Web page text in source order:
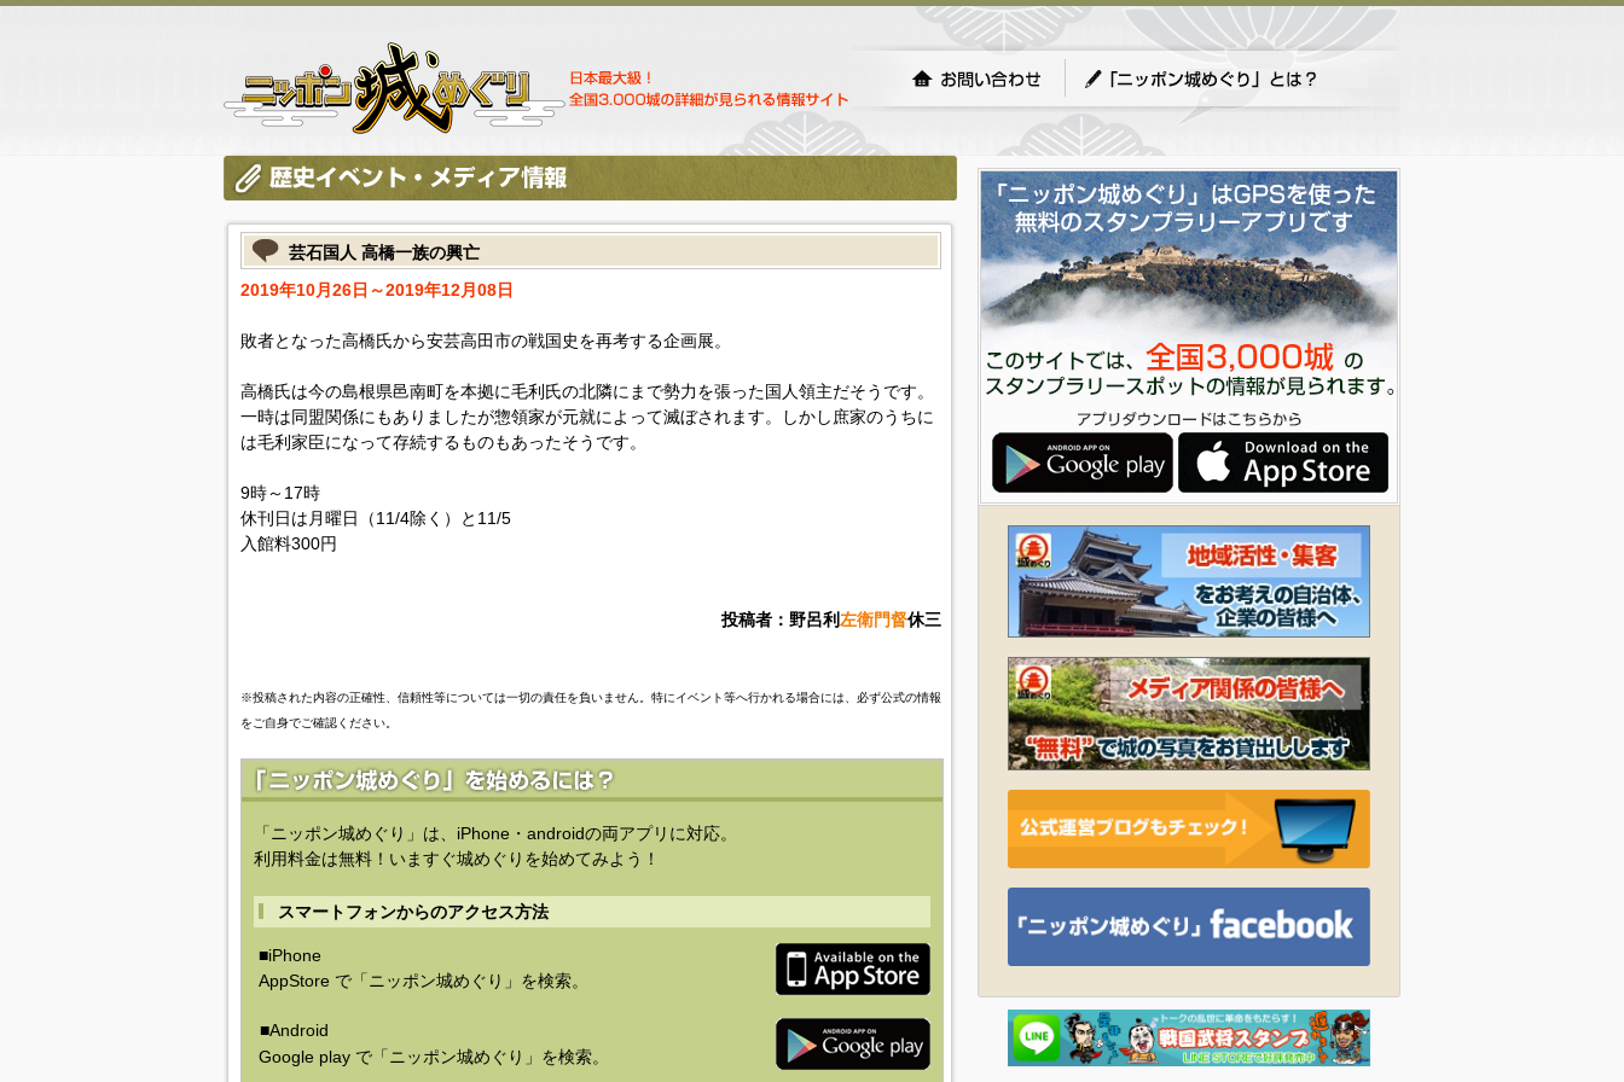
芸石国人 高橋一族の興亡
2019年10月26日～2019年12月08日
敗者となった高橋氏から安芸高田市の戦国史を再考する企画展。
高橋氏は今の島根県邑南町を本拠に毛利氏の北隣にまで勢力を張った国人領主だそうです。
一時は同盟関係にもありましたが惣領家が元就によって滅ぼされます。しかし庶家のうちに
は毛利家臣になって存続するものもあったそうです。
9時～17時
休刊日は月曜日（11/4除く）と11/5
入館料300円
投稿者：野呂利左衛門督休三
※投稿された内容の正確性、信頼性等については一切の責任を負いません。特にイベント等へ行かれる場合には、必ず公式の情報
をご自身でご確認ください。
「ニッポン城めぐり」は、iPhone・androidの両アプリに対応。
利用料金は無料！いますぐ城めぐりを始めてみよう！
スマートフォンからのアクセス方法
■iPhone
AppStore で「ニッポン城めぐり」を検索。
■Android
Google play で「ニッポン城めぐり」を検索。